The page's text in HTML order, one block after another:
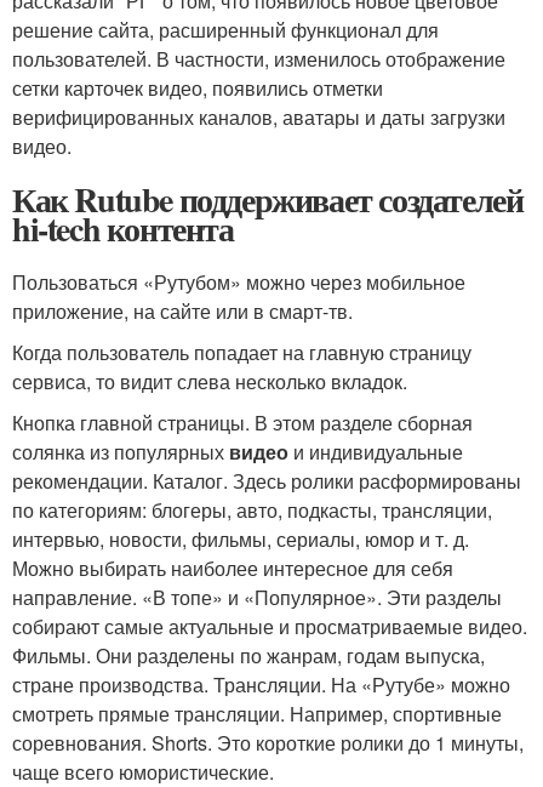
решение сайта, расширенный функционал для
пользователей. В частности, изменилось отображение
сетки карточек видео, появились отметки
верифицированных каналов, аватары и даты загрузки
видео.
Как Rutube поддерживает создателей
hi-tech контента
Пользоваться «Рутубом» можно через мобильное
приложение, на сайте или в смарт-тв.
Когда пользователь попадает на главную страницу
сервиса, то видит слева несколько вкладок.
Кнопка главной страницы. В этом разделе сборная
солянка из популярных видео и индивидуальные
рекомендации. Каталог. Здесь ролики расформированы
по категориям: блогеры, авто, подкасты, трансляции,
интервью, новости, фильмы, сериалы, юмор и т. д.
Можно выбирать наиболее интересное для себя
направление. «В топе» и «Популярное». Эти разделы
собирают самые актуальные и просматриваемые видео.
Фильмы. Они разделены по жанрам, годам выпуска,
стране производства. Трансляции. На «Рутубе» можно
смотреть прямые трансляции. Например, спортивные
соревнования. Shorts. Это короткие ролики до 1 минуты,
чаще всего юмористические.